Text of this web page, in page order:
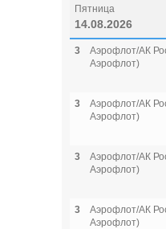
Пятница
14.08.2026
3
Аэрофлот/АК
Аэрофлот)
3
Аэрофлот/АК
Аэрофлот)
3
Аэрофлот/АК
Аэрофлот)
3
Аэрофлот/АК
Аэрофлот)